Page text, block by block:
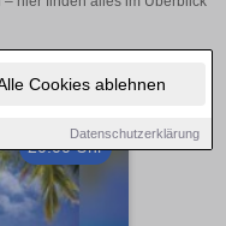
Cookies ablehnen
Datenschutzerklärung
20:00 Uhr